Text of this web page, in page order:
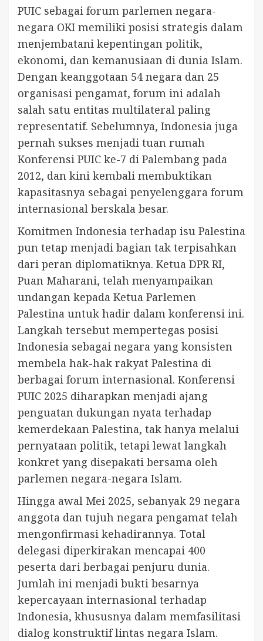
PUIC sebagai forum parlemen negara-
negara OKI memiliki posisi strategis dalam
menjembatani kepentingan politik,
ekonomi, dan kemanusiaan di dunia Islam.
Dengan keanggotaan 54 negara dan 25
organisasi pengamat, forum ini adalah
salah satu entitas multilateral paling
representatif. Sebelumnya, Indonesia juga
pernah sukses menjadi tuan rumah
Konferensi PUIC ke-7 di Palembang pada
2012, dan kini kembali membuktikan
kapasitasnya sebagai penyelenggara forum
internasional berskala besar.
Komitmen Indonesia terhadap isu Palestina
pun tetap menjadi bagian tak terpisahkan
dari peran diplomatiknya. Ketua DPR RI,
Puan Maharani, telah menyampaikan
undangan kepada Ketua Parlemen
Palestina untuk hadir dalam konferensi ini.
Langkah tersebut mempertegas posisi
Indonesia sebagai negara yang konsisten
membela hak-hak rakyat Palestina di
berbagai forum internasional. Konferensi
PUIC 2025 diharapkan menjadi ajang
penguatan dukungan nyata terhadap
kemerdekaan Palestina, tak hanya melalui
pernyataan politik, tetapi lewat langkah
konkret yang disepakati bersama oleh
parlemen negara-negara Islam.
Hingga awal Mei 2025, sebanyak 29 negara
anggota dan tujuh negara pengamat telah
mengonfirmasi kehadirannya. Total
delegasi diperkirakan mencapai 400
peserta dari berbagai penjuru dunia.
Jumlah ini menjadi bukti besarnya
kepercayaan internasional terhadap
Indonesia, khususnya dalam memfasilitasi
dialog konstruktif lintas negara Islam.